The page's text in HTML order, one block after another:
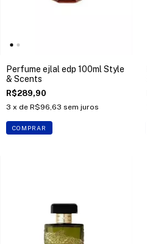
Perfume ejlal edp 100ml Style
& Scents
R$289,90
3 x de R$96,63 sem juros
COMPRAR